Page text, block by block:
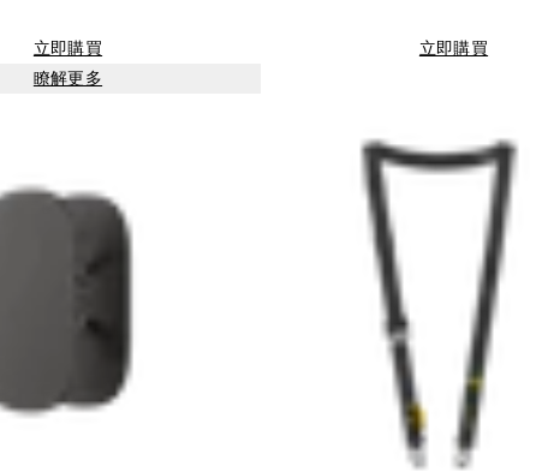
立即購買
瞭解更多
立即購買